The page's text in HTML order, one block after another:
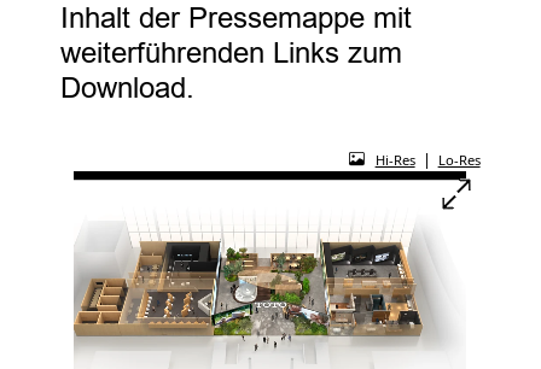
Inhalt der Pressemappe mit
weiterführenden Links zum
Download.
Hi-Res| Lo-Res